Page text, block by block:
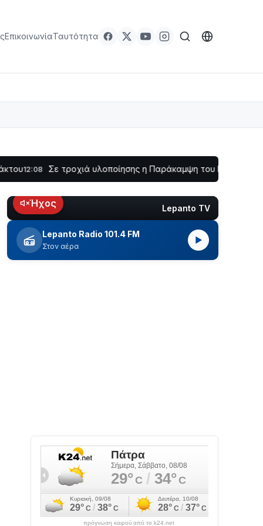
ΕπικοινωνίαΤαυτότητα
Σε τροχιά υλοποίησης η Παράκαμψη του Κέντρου της
LIVE Lepanto TV
Ήχος
Lepanto Radio 101.4 FM
Στον αέρα
▶
πρόγνωση καιρού από το k24.net